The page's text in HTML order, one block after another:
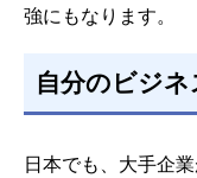
強にもなります。
自分のビジ
日本でも、大手企